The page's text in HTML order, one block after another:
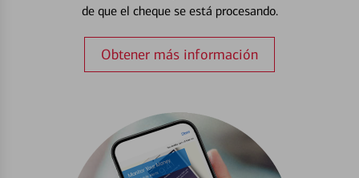
de que el cheque se está procesando.
Obtener más información